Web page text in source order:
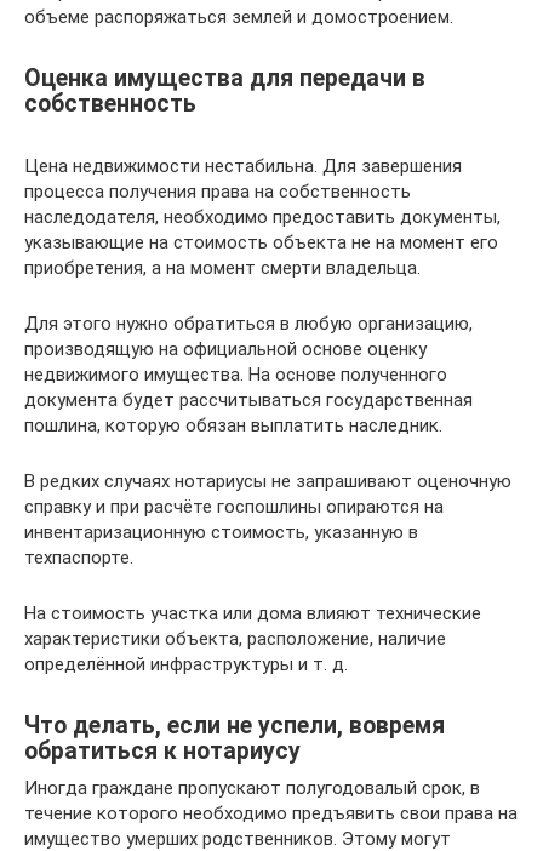
объеме распоряжаться землей и домостроением.
Оценка имущества для передачи в
собственность
Цена недвижимости нестабильна. Для завершения
процесса получения права на собственность
наследодателя, необходимо предоставить документы,
указывающие на стоимость объекта не на момент его
приобретения, а на момент смерти владельца.
Для этого нужно обратиться в любую организацию,
производящую на официальной основе оценку
недвижимого имущества. На основе полученного
документа будет рассчитываться государственная
пошлина, которую обязан выплатить наследник.
В редких случаях нотариусы не запрашивают оценочную
справку и при расчёте госпошлины опираются на
инвентаризационную стоимость, указанную в
техпаспорте.
На стоимость участка или дома влияют технические
характеристики объекта, расположение, наличие
определённой инфраструктуры и т. д.
Что делать, если не успели, вовремя
обратиться к нотариусу
Иногда граждане пропускают полугодовалый срок, в
течение которого необходимо предъявить свои права на
имущество умерших родственников. Этому могут